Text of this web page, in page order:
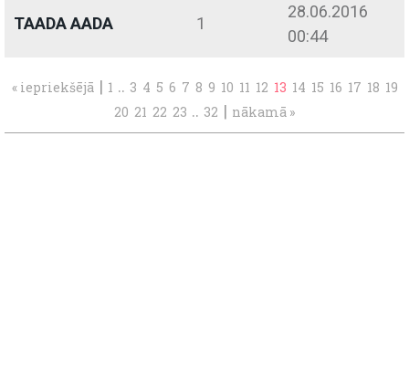
TAADA AADA 1
28.06.2016
00:44
« iepriekšējā | 1 .. 3 4 5 6 7 8 9 10 11 12 13 14 15 16 17 18 19
20 21 22 23 .. 32 | nākamā »